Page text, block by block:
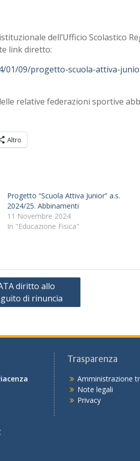
dell’Ufficio Scolastico
link diretto:
01/09/progetto-scuola-attiva-
relative federazioni sportive
Altro
Progetto “Scuola Attiva Junior” a.s.
2024/25. Abbinamenti
11 Novembre 2024
In "Educazione Fisica"
diritto allo
di rinuncia
Trasparenza
Amministrazione
Note legali
Privacy